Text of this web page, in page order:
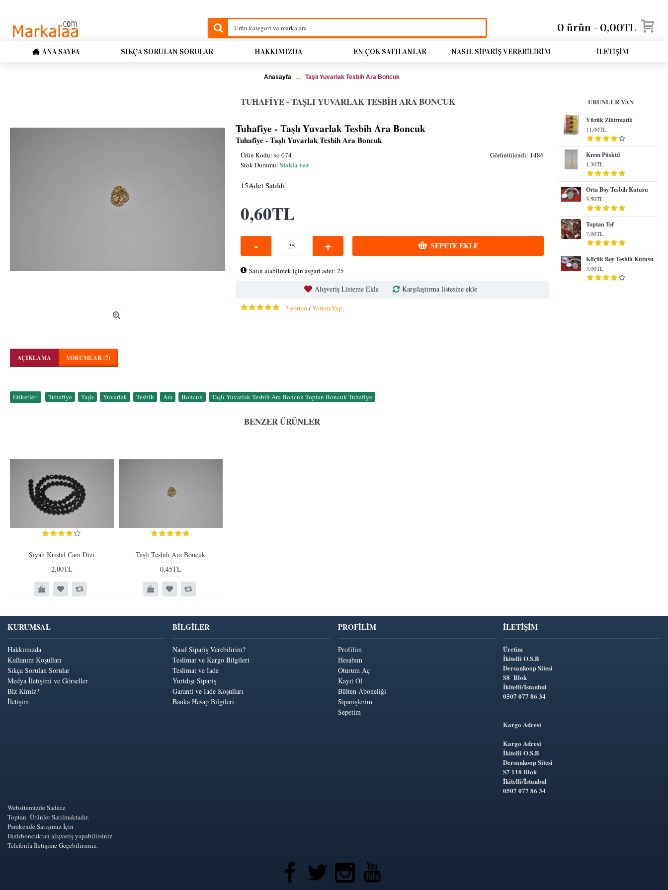
0 ürün - 0,00TL
ANA SAYFA SIKÇA SORULAN SORULAR HAKKIMIZDA EN ÇOK SATILANLAR NASIL SIPARIŞ VEREBILIRIM İLETIŞIM
Anasayfa Taşlı Yuvarlak Tesbih Ara Boncuk
URUNLER YAN
Yüzük Zikirmatik
11,00TL
Krem Püskül
1,30TL
Orta Boy Tesbih Kutusu
3,50TL
Toptan Tef
7,00TL
Küçük Boy Tesbih Kutusu
3,00TL
TUHAFIYE - TAŞLI YUVARLAK TESBIH ARA BONCUK
Tuhafiye - Taşlı Yuvarlak Tesbih Ara Boncuk
Tuhafiye - Taşlı Yuvarlak Tesbih Ara Boncuk
Görüntülendi: 1486
Ürün Kodu: so 074
Stok Durumu: Stokta var
15Adet Satıldı
0,60TL
- + SEPETE EKLE
Satın alabilmek için asgari adet: 25
Alışveriş Listeme Ekle Karşılaştırma listesine ekle
7 yorum/Yorum Yap
AÇIKLAMA YORUMLAR (7)
Etiketler: Tuhafiye Taşlı Yuvarlak Tesbih Ara Boncuk Taşlı Yuvarlak Tesbih Ara Boncuk Toptan Boncuk Tuhafiye
BENZER ÜRÜNLER
Siyah Kristal Cam Dizi
2,00TL
Taşlı Tesbih Ara Boncuk
0,45TL
KURUMSAL
Hakkımızda
Kullanım Koşulları
Sıkça Sorulan Sorular
Medya İletişimi ve Görseller
Biz Kimiz?
İletişim
BİLGİLER
Nasıl Sipariş Verebilirim?
Teslimat ve Kargo Bilgileri
Teslimat ve İade
Yurtdışı Sipariş
Garanti ve İade Koşulları
Banka Hesap Bilgileri
PROFİLİM
Profilim
Hesabım
Oturum Aç
Kayıt Ol
Bülten Aboneliği
Siparişlerim
Sepetim
İLETIŞIM
Üretim
İkitelli O.S.B
Dersankoop Sitesi
S8 Blok
İkitelli/İstanbul
0507 077 86 34
Kargo Adresi
Kargo Adresi
İkitelli O.S.B
Dersankoop Sitesi
S7 118 Blok
İkitelli/İstanbul
0507 077 86 34
Websitemizde Sadece
Toptan Ürünler Satılmaktadır.
Parakende Satışımız İçin
Hızlıboncuktan alışveriş yapabilirsiniz.
Telefonla İletişime Geçebilirsiniz.